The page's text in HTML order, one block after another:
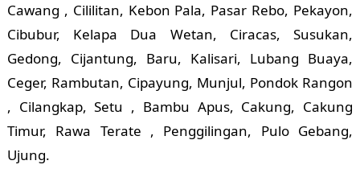
Cawang , Cililitan, Kebon Pala, Pasar Rebo, Pekayon,
Cibubur, Kelapa Dua Wetan, Ciracas, Susukan,
Gedong, Cijantung, Baru, Kalisari, Lubang Buaya,
Ceger, Rambutan, Cipayung, Munjul, Pondok Rangon
, Cilangkap, Setu , Bambu Apus, Cakung, Cakung
Timur, Rawa Terate , Penggilingan, Pulo Gebang,
Ujung.